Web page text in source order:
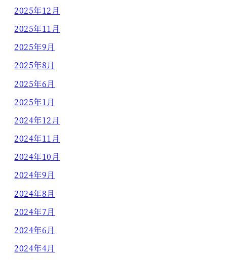
2025年12月
2025年11月
2025年9月
2025年8月
2025年6月
2025年1月
2024年12月
2024年11月
2024年10月
2024年9月
2024年8月
2024年7月
2024年6月
2024年4月